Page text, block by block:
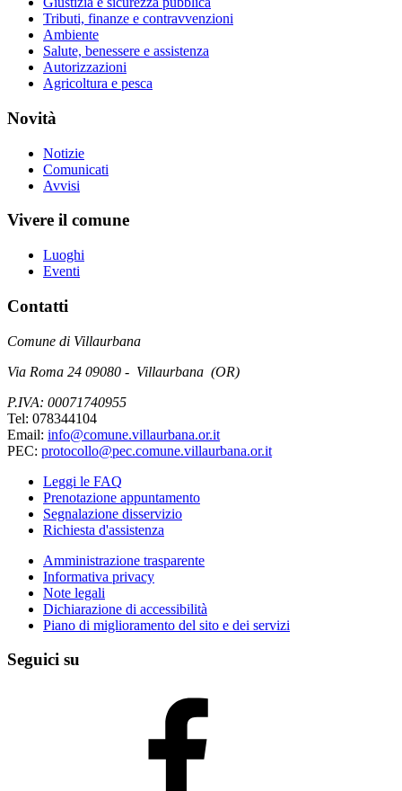
Tributi, finanze e contravvenzioni
Ambiente
Salute, benessere e assistenza
Autorizzazioni
Agricoltura e pesca
Novità
Notizie
Comunicati
Avvisi
Vivere il comune
Luoghi
Eventi
Contatti
Comune di Villaurbana
Via Roma 24 09080 - Villaurbana (OR)
P.IVA: 00071740955
Tel: 078344104
Email: info@comune.villaurbana.or.it
PEC: protocollo@pec.comune.villaurbana.or.it
Leggi le FAQ
Prenotazione appuntamento
Segnalazione disservizio
Richiesta d'assistenza
Amministrazione trasparente
Informativa privacy
Note legali
Dichiarazione di accessibilità
Piano di miglioramento del sito e dei servizi
Seguici su